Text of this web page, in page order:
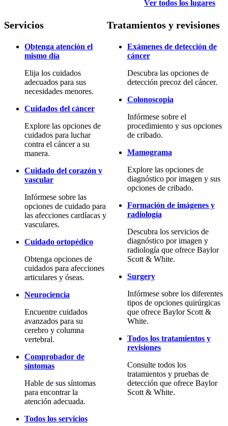
Ver todos los lugares
Servicios
Obtenga atención el
mismo día
Elija los cuidados
adecuados para sus
necesidades menores.
Cuidados del cáncer
Explore las opciones de
cuidados para luchar
contra el cáncer a su
manera.
Cuidado del corazón y
vascular
Infórmese sobre las
opciones de cuidado para
las afecciones cardíacas y
vasculares.
Cuidado ortopédico
Obtenga opciones de
cuidados para afecciones
articulares y óseas.
Neurociencia
Encuentre cuidados
avanzados para su
cerebro y columna
vertebral.
Comprobador de
síntomas
Hable de sus síntomas
para encontrar la
atención adecuada.
Todos los servicios
Tratamientos y revisiones
Exámenes de detección de
cáncer
Descubra las opciones de
detección precoz del cáncer.
Colonoscopia
Infórmese sobre el
procedimiento y sus opciones
de cribado.
Mamograma
Explore las opciones de
diagnóstico por imagen y sus
opciones de cribado.
Formación de imágenes y
radiología
Descubra los servicios de
diagnóstico por imagen y
radiología que ofrece Baylor
Scott & White.
Surgery
Infórmese sobre los diferentes
tipos de opciones quirúrgicas
que ofrece Baylor Scott &
White.
Todos los tratamientos y
revisiones
Consulte todos los
tratamientos y pruebas de
detección que ofrece Baylor
Scott & White.